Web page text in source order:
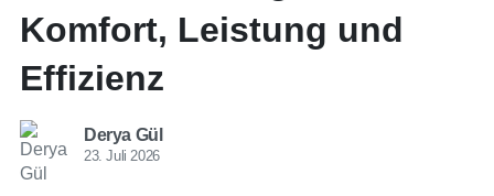
Komfort, Leistung und
Effizienz
Derya Gül
23. Juli 2026